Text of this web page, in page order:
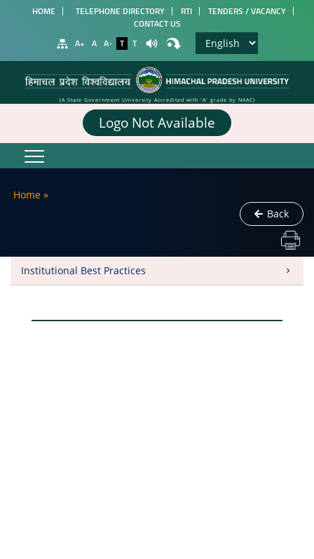
HOME TELEPHONE DIRECTORY RTI
TENDERS / VACANCY
CONTACT US
A+
A A- T T
(A State Government University Accredited with 'A' grade by NAAC)
Logo Not Available
Home »
Back
Institutional Best Practices